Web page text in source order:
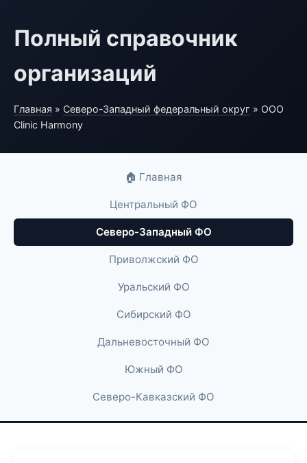
Полный справочник
организаций
Главная » Северо-Западный федеральный округ » ООО
Clinic Harmony
🏠 Главная
Центральный ФО
Северо-Западный ФО
Приволжский ФО
Уральский ФО
Сибирский ФО
Дальневосточный ФО
Южный ФО
Северо-Кавказский ФО